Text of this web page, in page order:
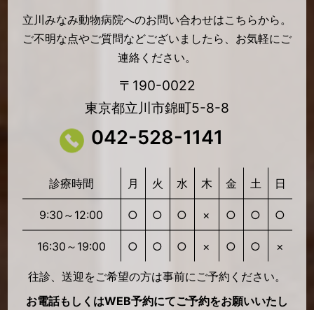
立川みなみ動物病院へのお問い合わせはこちらから。
ご不明な点やご質問などございましたら、お気軽にご
連絡ください。
〒190-0022
東京都立川市錦町5-8-8
042-528-1141
診療時間 月 火 水 木 金 土 日
9:30～12:00 ○ ○ ○ × ○ ○ ○
16:30～19:00 ○ ○ ○ × ○ ○ ×
往診、送迎をご希望の方は事前にご予約ください。
お電話もしくはWEB予約にてご予約をお願いいたし